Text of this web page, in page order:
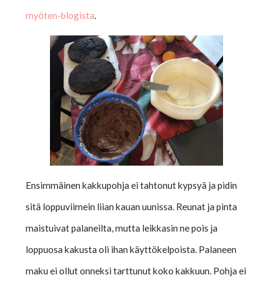
myöten-blogista.
Ensimmäinen kakkupohja ei tahtonut kypsyä ja pidin
sitä loppuviimein liian kauan uunissa. Reunat ja pinta
maistuivat palaneilta, mutta leikkasin ne pois ja
loppuosa kakusta oli ihan käyttökelpoista. Palaneen
maku ei ollut onneksi tarttunut koko kakkuun. Pohja ei